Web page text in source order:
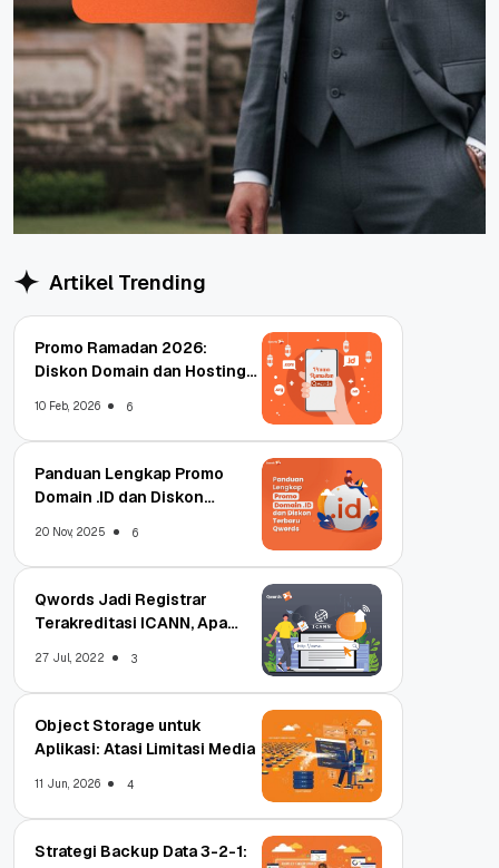
Artikel Trending
Promo Ramadan 2026:
Diskon Domain dan Hosting
10 Feb, 2026 6
Panduan Lengkap Promo
Domain .ID dan Diskon
20 Nov, 2025 6
Qwords Jadi Registrar
Terakreditasi ICANN, Apa
27 Jul, 2022 3
Object Storage untuk
Aplikasi: Atasi Limitasi Media
11 Jun, 2026 4
Strategi Backup Data 3-2-1: